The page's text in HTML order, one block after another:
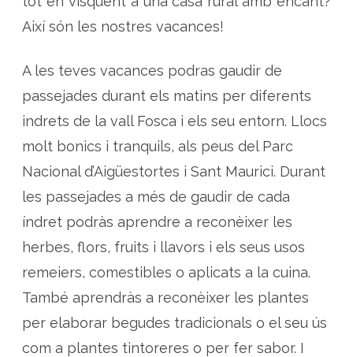
Així són les nostres vacances!
A les teves vacances podras gaudir de
passejades durant els matins per diferents
indrets de la vall Fosca i els seu entorn. Llocs
molt bonics i tranquils, als peus del Parc
Nacional d’Aigüestortes i Sant Maurici. Durant
les passejades a més de gaudir de cada
índret podràs aprendre a reconèixer les
herbes, flors, fruits i llavors i els seus usos
remeiers, comestibles o aplicats a la cuina.
També aprendràs a reconèixer les plantes
per elaborar begudes tradicionals o el seu ús
com a plantes tintoreres o per fer sabor. I